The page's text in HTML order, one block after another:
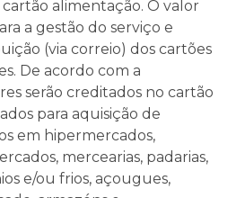
alimentação. O valor
a gestão do serviço e
(via correio) dos cartões
De acordo com a
serão creditados no cartão
para aquisição de
em hipermercados,
mercearias, padarias,
e/ou frios, açougues,